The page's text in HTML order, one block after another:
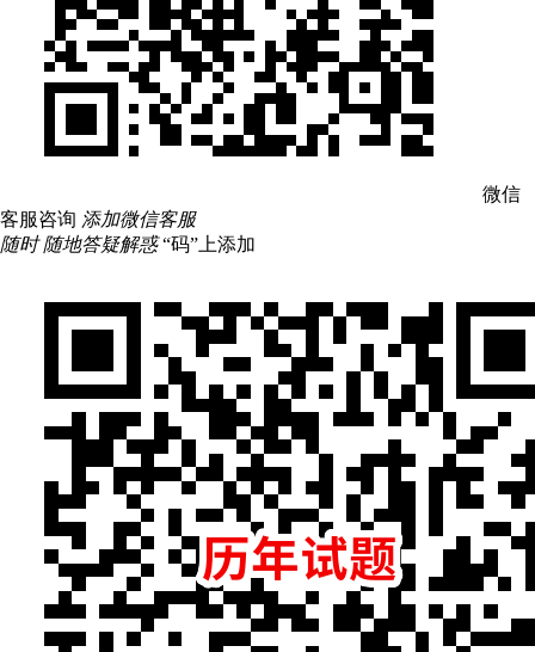
微信
客服咨询 添加微信客服
随时 随地答疑解惑 “码”上添加